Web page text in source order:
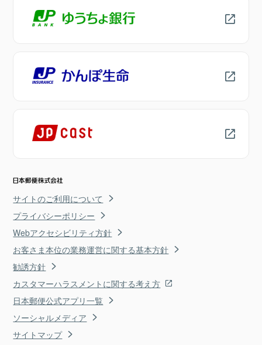
サイトのご利用について
プライバシーポリシー
Webアクセシビリティ方針
お客さま本位の業務運営に関する基本方針
勧誘方針
カスタマーハラスメントに関する考え方
日本郵便公式アプリ一覧
ソーシャルメディア
サイトマップ